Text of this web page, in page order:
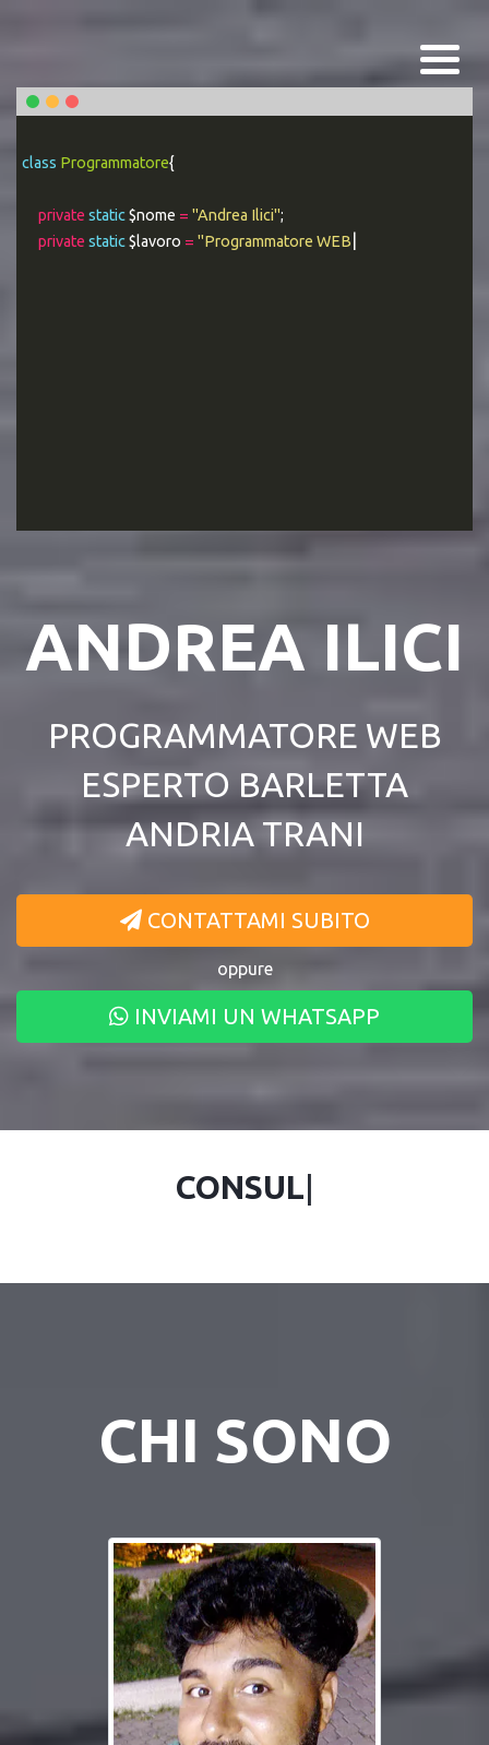
class Programmatore{
private static$nome = "Andrea Ilici";
private static$lavoro = "Programmatore WEB Esperto"
ANDREA ILICI
PROGRAMMATORE WEB
ESPERTO BARLETTA
ANDRIA TRANI
CONTATTAMI SUBITO
oppure
INVIAMI UN WHATSAPP
CONSULENT
CHI SONO